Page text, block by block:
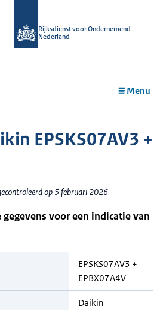
Rijksdienst voor Ondernemend
Nederland
Menu
EPSKS07AV3 +
op 5 februari 2026
voor een indicatie van
EPSKS07AV3 +
EPBX07A4V
Daikin